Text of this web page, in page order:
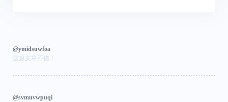
@ymidsuwfoa
这篇文章不错！
@svmuvwpuqi